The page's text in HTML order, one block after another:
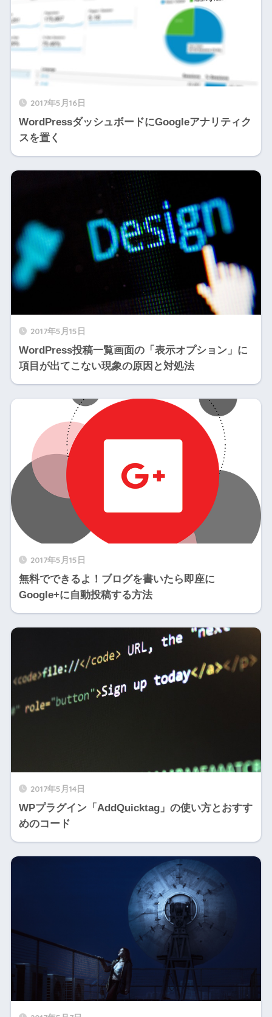
2017年5月16日
WordPressダッシュボードにGoogleアナリティク
スを置く
2017年5月15日
WordPress投稿一覧画面の「表示オプション」に
項目が出てこない現象の原因と対処法
2017年5月15日
無料でできるよ！ブログを書いたら即座に
Google+に自動投稿する方法
2017年5月14日
WPプラグイン「AddQuicktag」の使い方とおすす
めのコード